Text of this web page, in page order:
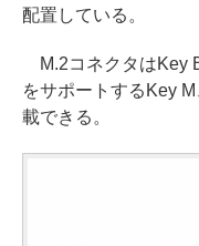
配置している。
M.2コネクタはKey
をサポートするKey
載できる。